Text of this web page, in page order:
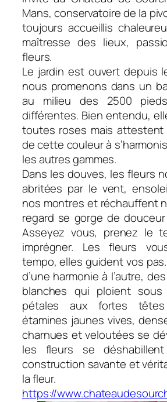
Mans, conservatoire de la
toujours accueillis
maîtresse des lieux,
fleurs.
Le jardin est ouvert depuis
nous promenons dans un
au milieu des 2500
différentes. Bien entendu,
toutes roses mais attestent
de cette couleur à
les autres gammes.
Dans les douves, les fleurs
abritées par le vent,
nos montres et réchauffent
regard se gorge de
Asseyez vous, prenez le
imprégner. Les fleurs
tempo, elles guident vos
d’une harmonie à l’autre,
blanches qui ploient
pétales aux fortes
étamines jaunes vives,
charnues et veloutées se
les fleurs se
construction savante et
la fleur.
https://